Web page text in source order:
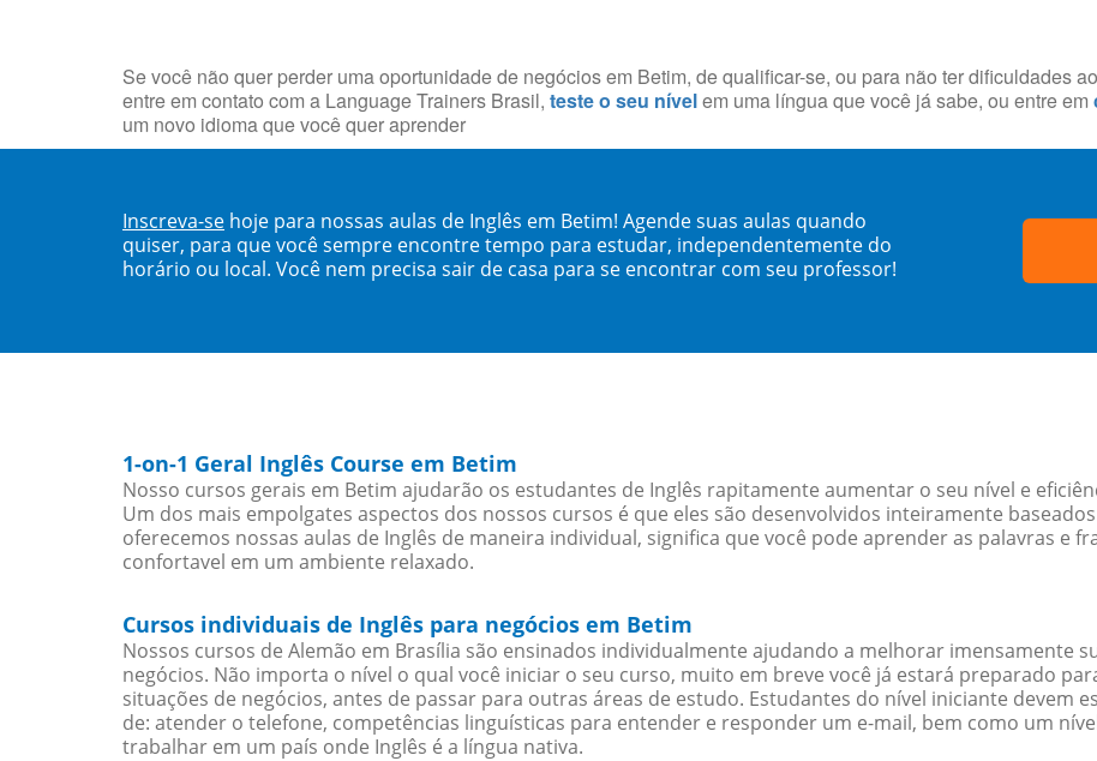
Se você não quer perder uma oportunidade de negócios em Betim, de qualificar-se, ou para não ter dificuldades
entre em contato com a Language Trainers Brasil, teste o seu nívelem uma língua que você já sabe, ou entre em
um novo idioma que você quer aprender
Inscreva-se hoje para nossas aulas de Inglês em Betim! Agende suas aulas quando
quiser, para que você sempre encontre tempo para estudar, independentemente do
horário ou local. Você nem precisa sair de casa para se encontrar com seu professor!
1-on-1 Geral Inglês Course em Betim
Nosso cursos gerais em Betim ajudarão os estudantes de Inglês rapitamente aumentar o seu nível e
Um dos mais empolgates aspectos dos nossos cursos é que eles são desenvolvidos inteiramente
oferecemos nossas aulas de Inglês de maneira individual, significa que você pode aprender as palavras e
confortavel em um ambiente relaxado.
Cursos individuais de Inglês para negócios em Betim
Nossos cursos de Alemão em Brasília são ensinados individualmente ajudando a melhorar imensamente
negócios. Não importa o nível o qual você iniciar o seu curso, muito em breve você já estará preparado
situações de negócios, antes de passar para outras áreas de estudo. Estudantes do nível iniciante devem
de: atender o telefone, competências linguísticas para entender e responder um e-mail, bem como um
trabalhar em um país onde Inglês é a língua nativa.